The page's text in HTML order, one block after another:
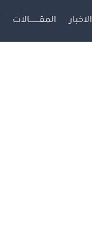
الاخبار المقــــــــالات